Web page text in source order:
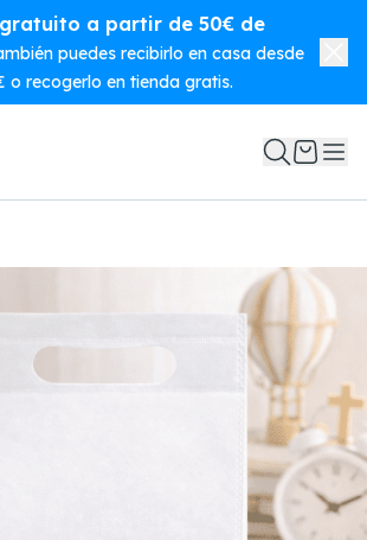
a partir de 50€ de
puedes recibirlo en casa desde
o recogerlo en tienda gratis.